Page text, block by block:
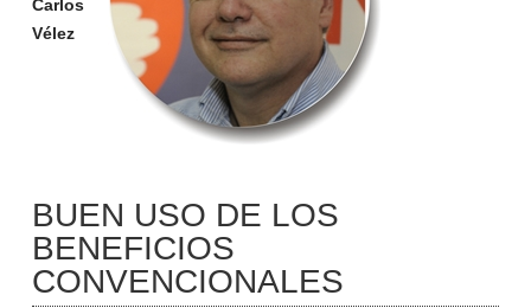
Carlos
Vélez
BUEN USO DE LOS
BENEFICIOS
CONVENCIONALES